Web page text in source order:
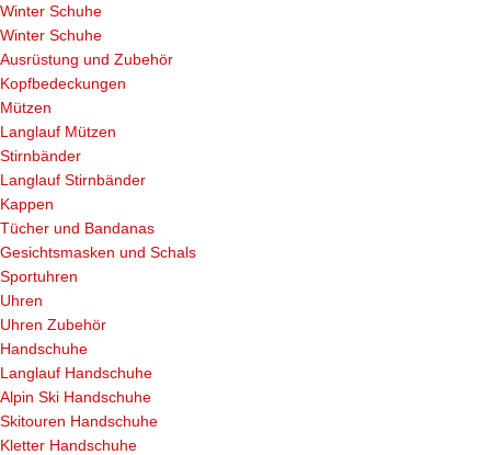
Winter Schuhe
Winter Schuhe
Ausrüstung und Zubehör
Kopfbedeckungen
Mützen
Langlauf Mützen
Stirnbänder
Langlauf Stirnbänder
Kappen
Tücher und Bandanas
Gesichtsmasken und Schals
Sportuhren
Uhren
Uhren Zubehör
Handschuhe
Langlauf Handschuhe
Alpin Ski Handschuhe
Skitouren Handschuhe
Kletter Handschuhe